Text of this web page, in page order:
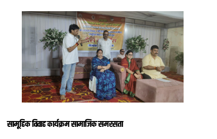
मौसम
देश
सामूहिक विवाह कार्यक्रम सामाजिक समरसता